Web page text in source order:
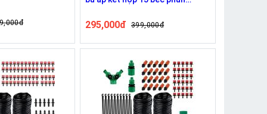
295,000đ 399,000đ